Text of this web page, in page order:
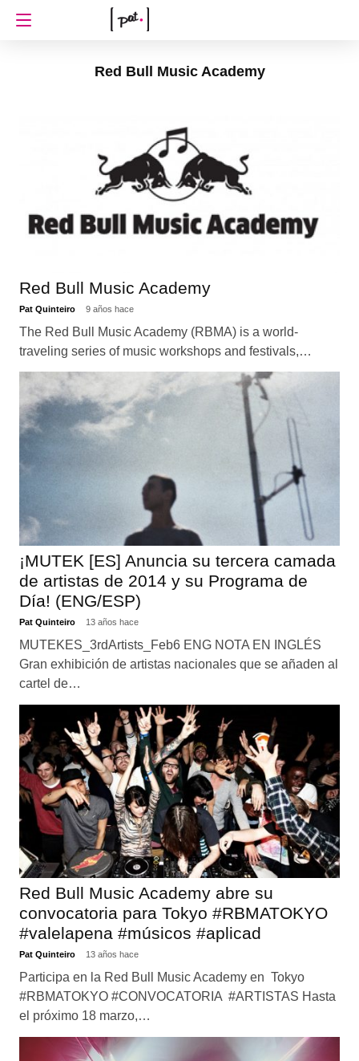
Red Bull Music Academy
Red Bull Music Academy
Pat Quinteiro 9 años hace
The Red Bull Music Academy (RBMA) is a world-
traveling series of music workshops and festivals,…
¡MUTEK [ES] Anuncia su tercera camada
de artistas de 2014 y su Programa de
Día! (ENG/ESP)
Pat Quinteiro 13 años hace
MUTEKES_3rdArtists_Feb6 ENG NOTA EN INGLÉS
Gran exhibición de artistas nacionales que se añaden al
cartel de…
Red Bull Music Academy abre su
convocatoria para Tokyo #RBMATOKYO
#valelapena #músicos #aplicad
Pat Quinteiro 13 años hace
Participa en la Red Bull Music Academy en Tokyo
#RBMATOKYO #CONVOCATORIA #ARTISTAS Hasta
el próximo 18 marzo,…